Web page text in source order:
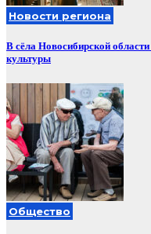
Новости региона
В сёла Новосибирской
культуры
Общество